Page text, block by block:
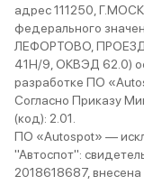
адрес 111250,
федерального
ЛЕФОРТОВО,
41Н/9, ОКВЭД 62.0)
разработке ПО
Согласно Приказу
(код): 2.01.
ПО «Autospot» —
"Автоспот":
2018618687,